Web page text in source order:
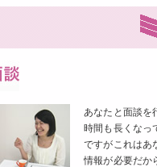
あなたと面談を
時間も長くなっ
ですがこれはあ
情報が必要だか